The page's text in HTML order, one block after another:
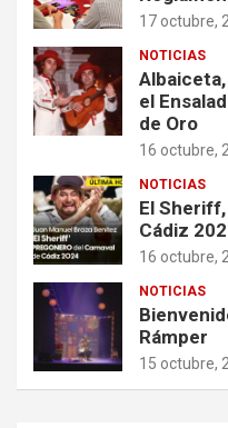
17 octubre,
NOTICIAS
el
de Oro
16 octubre,
NOTICIAS
El
Cádiz
16 octubre,
NOTICIAS
Rámper
15 octubre,